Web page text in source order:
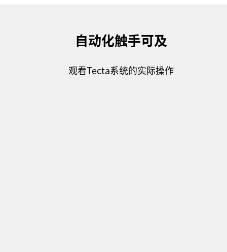
自动化触手可及
观看Tecta系统的实际操作